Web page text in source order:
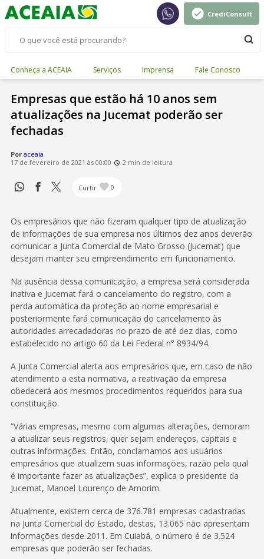
CrediConsult
Conheça a ACEAIA Serviços Imprensa Fale Conosco
Empresas que estão há 10 anos sem
atualizações na Jucemat poderão ser
fechadas
Por aceaia
17 de fevereiro de 2021 às 00:00
2 min de leitura
Curtir 0
Os empresários que não fizeram qualquer tipo de atualização
de informações de sua empresa nos últimos dez anos deverão
comunicar a Junta Comercial de Mato Grosso (Jucemat) que
desejam manter seu empreendimento em funcionamento.
Na ausência dessa comunicação, a empresa será considerada
inativa e Jucemat fará o cancelamento do registro, com a
perda automática da proteção ao nome empresarial e
posteriormente fará comunicação do cancelamento às
autoridades arrecadadoras no prazo de até dez dias, como
estabelecido no artigo 60 da Lei Federal n° 8934/94.
A Junta Comercial alerta aos empresários que, em caso de não
atendimento a esta normativa, a reativação da empresa
obedecerá aos mesmos procedimentos requeridos para sua
constituição.
“Várias empresas, mesmo com algumas alterações, demoram
a atualizar seus registros, quer sejam endereços, capitais e
outras informações. Então, conclamamos aos usuários
empresários que atualizem suas informações, razão pela qual
é importante fazer as atualizações”, explica o presidente da
Jucemat, Manoel Lourenço de Amorim.
Atualmente, existem cerca de 376.781 empresas cadastradas
na Junta Comercial do Estado, destas, 13.065 não apresentam
informações desde 2011. Em Cuiabá, o número é de 3.524
empresas que poderão ser fechadas.